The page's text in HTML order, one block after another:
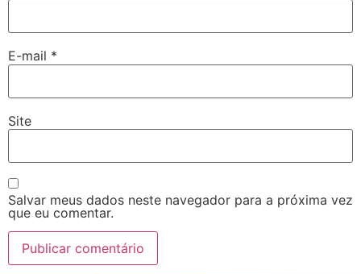
E-mail *
Site
Salvar meus dados neste navegador para a próxima vez
que eu comentar.